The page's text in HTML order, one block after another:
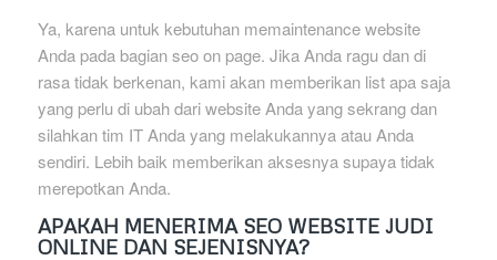
Ya, karena untuk kebutuhan memaintenance website
Anda pada bagian seo on page. Jika Anda ragu dan di
rasa tidak berkenan, kami akan memberikan list apa saja
yang perlu di ubah dari website Anda yang sekrang dan
silahkan tim IT Anda yang melakukannya atau Anda
sendiri. Lebih baik memberikan aksesnya supaya tidak
merepotkan Anda.
APAKAH MENERIMA SEO WEBSITE JUDI
ONLINE DAN SEJENISNYA?